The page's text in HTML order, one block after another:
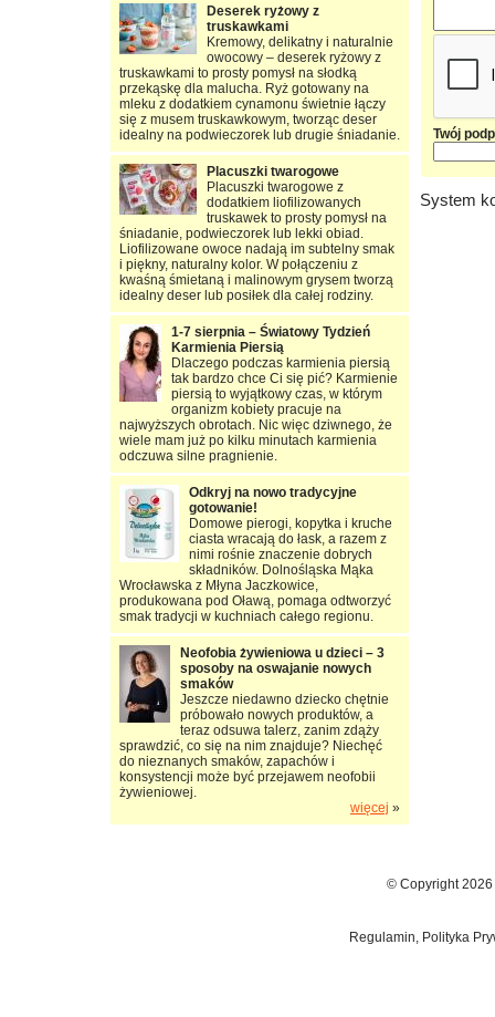
Twój
System
Deserek ryżowy z
truskawkami
Kremowy, delikatny i naturalnie
owocowy – deserek ryżowy z
truskawkami to prosty pomysł na słodką
przekąskę dla malucha. Ryż gotowany na
mleku z dodatkiem cynamonu świetnie łączy
się z musem truskawkowym, tworząc deser
idealny na podwieczorek lub drugie śniadanie.
Placuszki twarogowe
Placuszki twarogowe z
dodatkiem liofilizowanych
truskawek to prosty pomysł na
śniadanie, podwieczorek lub lekki obiad.
Liofilizowane owoce nadają im subtelny smak
i piękny, naturalny kolor. W połączeniu z
kwaśną śmietaną i malinowym grysem tworzą
idealny deser lub posiłek dla całej rodziny.
1-7 sierpnia – Światowy Tydzień
Karmienia Piersią
Dlaczego podczas karmienia piersią
tak bardzo chce Ci się pić? Karmienie
piersią to wyjątkowy czas, w którym
organizm kobiety pracuje na
najwyższych obrotach. Nic więc dziwnego, że
wiele mam już po kilku minutach karmienia
odczuwa silne pragnienie.
Odkryj na nowo tradycyjne
gotowanie!
Domowe pierogi, kopytka i kruche
ciasta wracają do łask, a razem z
nimi rośnie znaczenie dobrych
składników. Dolnośląska Mąka
Wrocławska z Młyna Jaczkowice,
produkowana pod Oławą, pomaga odtworzyć
smak tradycji w kuchniach całego regionu.
Neofobia żywieniowa u dzieci – 3
sposoby na oswajanie nowych
smaków
Jeszcze niedawno dziecko chętnie
próbowało nowych produktów, a
teraz odsuwa talerz, zanim zdąży
sprawdzić, co się na nim znajduje? Niechęć
do nieznanych smaków, zapachów i
konsystencji może być przejawem neofobii
żywieniowej.
więcej »
© Copyright
Regulamin, Polityka